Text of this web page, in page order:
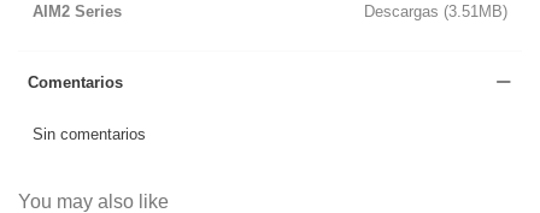
AIM2 Series Descargas (3.51MB)
Comentarios
Sin comentarios
You may also like